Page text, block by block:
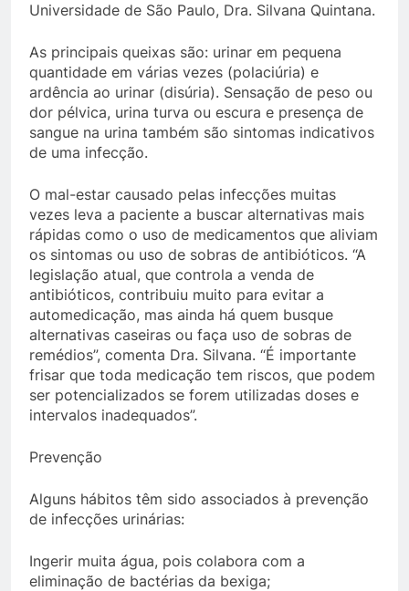
Universidade de São Paulo, Dra. Silvana Quintana.
As principais queixas são: urinar em pequena
quantidade em várias vezes (polaciúria) e
ardência ao urinar (disúria). Sensação de peso ou
dor pélvica, urina turva ou escura e presença de
sangue na urina também são sintomas indicativos
de uma infecção.
O mal-estar causado pelas infecções muitas
vezes leva a paciente a buscar alternativas mais
rápidas como o uso de medicamentos que aliviam
os sintomas ou uso de sobras de antibióticos. “A
legislação atual, que controla a venda de
antibióticos, contribuiu muito para evitar a
automedicação, mas ainda há quem busque
alternativas caseiras ou faça uso de sobras de
remédios”, comenta Dra. Silvana. “É importante
frisar que toda medicação tem riscos, que podem
ser potencializados se forem utilizadas doses e
intervalos inadequados”.
Prevenção
Alguns hábitos têm sido associados à prevenção
de infecções urinárias:
Ingerir muita água, pois colabora com a
eliminação de bactérias da bexiga;